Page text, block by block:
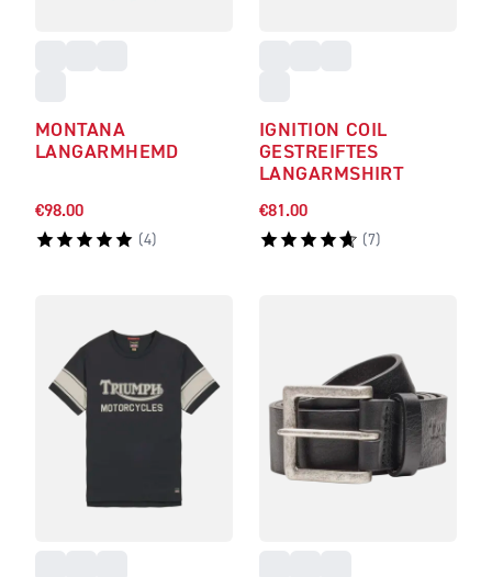
MONTANA
LANGARMHEMD
€98.00
(4)
IGNITION COIL
GESTREIFTES
LANGARMSHIRT
€81.00
(7)